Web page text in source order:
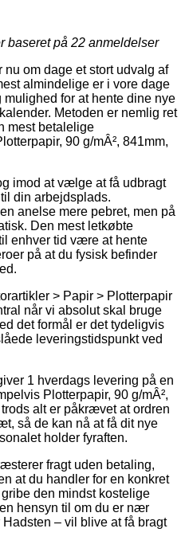
baseret på 22 anmeldelser
om dage et stort udvalg af
almindelige er i vore dage
for at hente dine nye
Metoden er nemlig ret
mest betalelige
90 g/mÂ², 841mm,
imod at vælge at få udbragt
din arbejdsplads.
anelse mere pebret, men på
Den mest letkøbte
enhver tid være at hente
på at du fysisk befinder
> Papir > Plotterpapir
når vi absolut skal bruge
det formål er det tydeligvis
leveringstidspunkt ved
1 hverdags levering på en
Plotterpapir, 90 g/mÂ²,
alt er påkrævet at ordren
så de kan nå at få dit nye
holder fyraften.
fragt uden betaling,
at du handler for en konkret
den mindst kostelige
hensyn til om du er nær
– vil blive at få bragt